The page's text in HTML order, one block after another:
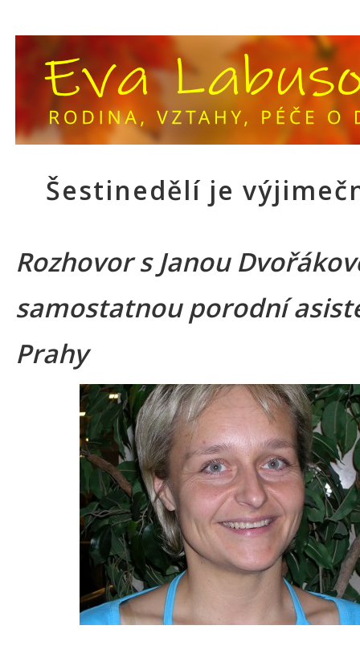
Šestinedělí je
Rozhovor s Janou
samostatnou porodní
Prahy